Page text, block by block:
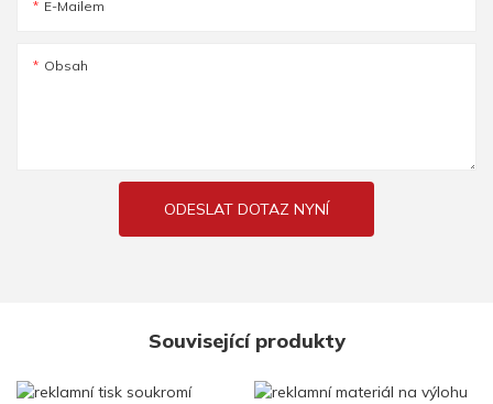
E-Mailem
Obsah
ODESLAT DOTAZ NYNÍ
Související produkty